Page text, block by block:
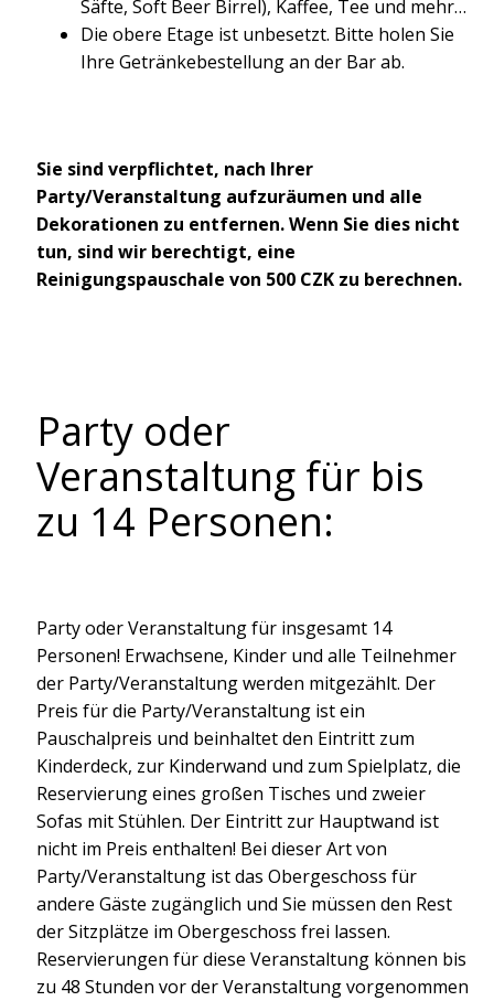
Säfte, Soft Beer Birrel), Kaffee, Tee und mehr…
Die obere Etage ist unbesetzt. Bitte holen Sie
Ihre Getränkebestellung an der Bar ab.
Sie sind verpflichtet, nach Ihrer
Party/Veranstaltung aufzuräumen und alle
Dekorationen zu entfernen. Wenn Sie dies nicht
tun, sind wir berechtigt, eine
Reinigungspauschale von 500 CZK zu berechnen.
Party oder
Veranstaltung für bis
zu 14 Personen:
Party oder Veranstaltung für insgesamt 14
Personen! Erwachsene, Kinder und alle Teilnehmer
der Party/Veranstaltung werden mitgezählt. Der
Preis für die Party/Veranstaltung ist ein
Pauschalpreis und beinhaltet den Eintritt zum
Kinderdeck, zur Kinderwand und zum Spielplatz, die
Reservierung eines großen Tisches und zweier
Sofas mit Stühlen. Der Eintritt zur Hauptwand ist
nicht im Preis enthalten! Bei dieser Art von
Party/Veranstaltung ist das Obergeschoss für
andere Gäste zugänglich und Sie müssen den Rest
der Sitzplätze im Obergeschoss frei lassen.
Reservierungen für diese Veranstaltung können bis
zu 48 Stunden vor der Veranstaltung vorgenommen